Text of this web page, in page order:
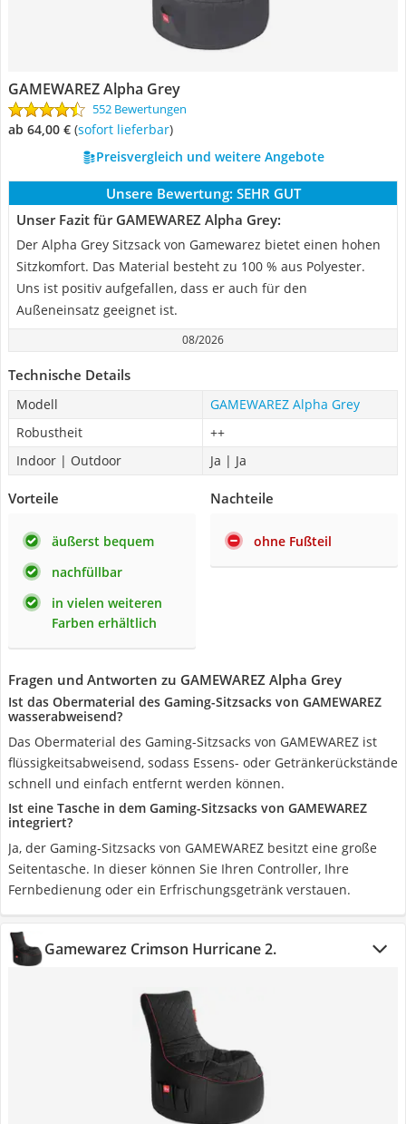
GAMEWAREZ Alpha Grey
552 Bewertungen
ab 64,00 € ( Sofort lieferbar)
Preisvergleich und weitere Angebote
Unsere Bewertung: SEHR GUT
Unser Fazit für GAMEWAREZ Alpha Grey:
Der Alpha Grey Sitzsack von Gamewarez bietet einen hohen
Sitzkomfort. Das Material besteht zu 100 % aus Polyester.
Uns ist positiv aufgefallen, dass er auch für den
Außeneinsatz geeignet ist.
08/2026
Technische Details
Modell
GAMEWAREZ Alpha Grey
Robustheit
++
Indoor | Outdoor
Ja | Ja
Vorteile
äußerst bequem
nachfüllbar
in vielen weiteren
Farben erhältlich
Nachteile
ohne Fußteil
Fragen und Antworten zu GAMEWAREZ Alpha Grey
Ist das Obermaterial des Gaming-Sitzsacks von GAMEWAREZ
wasserabweisend?
Das Obermaterial des Gaming-Sitzsacks von GAMEWAREZ ist
flüssigkeitsabweisend, sodass Essens- oder Getränkerückstände
schnell und einfach entfernt werden können.
Ist eine Tasche in dem Gaming-Sitzsacks von GAMEWAREZ
integriert?
Ja, der Gaming-Sitzsacks von GAMEWAREZ besitzt eine große
Seitentasche. In dieser können Sie Ihren Controller, Ihre
Fernbedienung oder ein Erfrischungsgetränk verstauen.
Gamewarez Crimson Hurricane 2.